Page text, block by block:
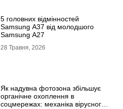
5 головних відмінностей
Samsung A37 від молодшого
Samsung A27
28 Травня, 2026
Як надувна фотозона збільшує
органічне охоплення в
соцмережах: механіка вірусного